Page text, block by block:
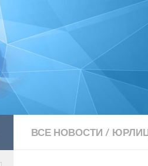
ВСЕ НОВОСТИ/